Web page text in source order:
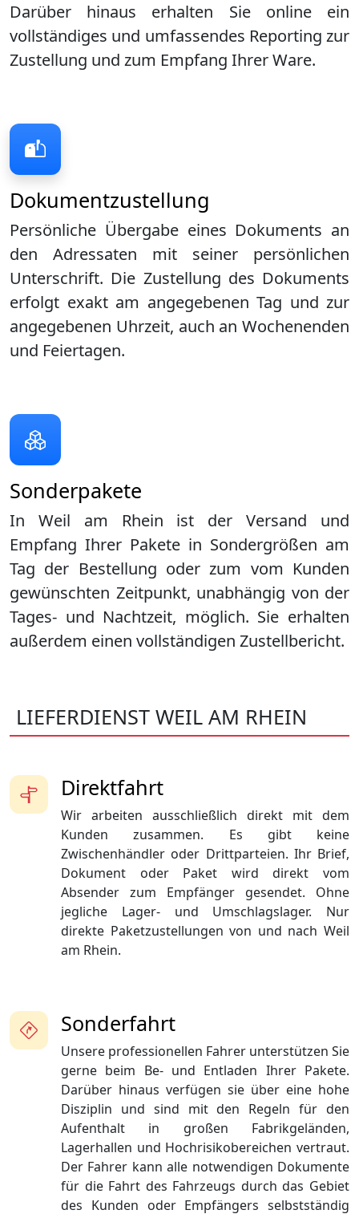
Dokumentzustellung
Persönliche Übergabe eines Dokuments an
den Adressaten mit seiner persönlichen
Unterschrift. Die Zustellung des Dokuments
erfolgt exakt am angegebenen Tag und zur
angegebenen Uhrzeit, auch an Wochenenden
und Feiertagen.
Darüber hinaus erhalten Sie online ein
vollständiges und umfassendes Reporting zur
Zustellung und zum Empfang Ihrer Ware.
Sonderpakete
In Weil am Rhein ist der Versand und
Empfang Ihrer Pakete in Sondergrößen am
Tag der Bestellung oder zum vom Kunden
gewünschten Zeitpunkt, unabhängig von der
Tages- und Nachtzeit, möglich. Sie erhalten
außerdem einen vollständigen Zustellbericht.
LIEFERDIENST WEIL AM RHEIN
Sonderfahrt
Unsere professionellen Fahrer unterstützen Sie
gerne beim Be- und Entladen Ihrer Pakete.
Darüber hinaus verfügen sie über eine hohe
Disziplin und sind mit den Regeln für den
Aufenthalt in großen Fabrikgeländen,
Lagerhallen und Hochrisikobereichen vertraut.
Der Fahrer kann alle notwendigen Dokumente
für die Fahrt des Fahrzeugs durch das Gebiet
des Kunden oder Empfängers selbstständig
Direktfahrt
Wir arbeiten ausschließlich direkt mit dem
Kunden zusammen. Es gibt keine
Zwischenhändler oder Drittparteien. Ihr Brief,
Dokument oder Paket wird direkt vom
Absender zum Empfänger gesendet. Ohne
jegliche Lager- und Umschlagslager. Nur
direkte Paketzustellungen von und nach Weil
am Rhein.